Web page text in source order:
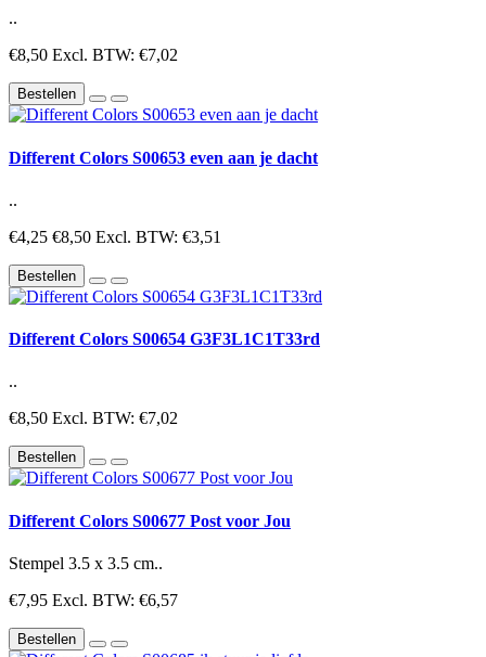
..
€8,50 Excl. BTW: €7,02
Bestellen
Different Colors S00653 even aan je dacht
..
€4,25 €8,50 Excl. BTW: €3,51
Bestellen
Different Colors S00654 G3F3L1C1T33rd
..
€8,50 Excl. BTW: €7,02
Bestellen
Different Colors S00677 Post voor Jou
Stempel 3.5 x 3.5 cm..
€7,95 Excl. BTW: €6,57
Bestellen